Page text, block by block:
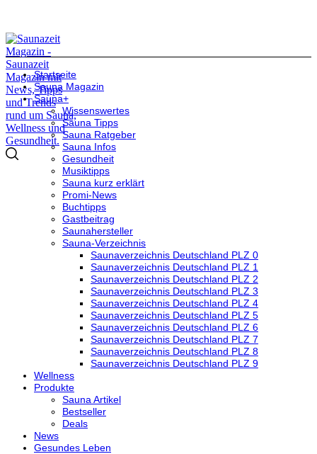
Startseite
Sauna Magazin
Sauna+
Wissenswertes
Sauna Tipps
Sauna Ratgeber
Sauna Infos
Gesundheit
Musiktipps
Sauna kurz erklärt
Promi-News
Buchtipps
Gastbeitrag
Saunahersteller
Sauna-Verzeichnis
Saunaverzeichnis Deutschland PLZ 0
Saunaverzeichnis Deutschland PLZ 1
Saunaverzeichnis Deutschland PLZ 2
Saunaverzeichnis Deutschland PLZ 3
Saunaverzeichnis Deutschland PLZ 4
Saunaverzeichnis Deutschland PLZ 5
Saunaverzeichnis Deutschland PLZ 6
Saunaverzeichnis Deutschland PLZ 7
Saunaverzeichnis Deutschland PLZ 8
Saunaverzeichnis Deutschland PLZ 9
Wellness
Produkte
Sauna Artikel
Bestseller
Deals
News
Gesundes Leben